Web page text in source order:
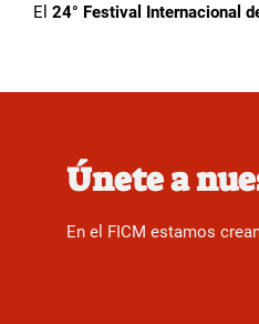
El 24° Festival Internacional
Únete a
En el FICM estamos